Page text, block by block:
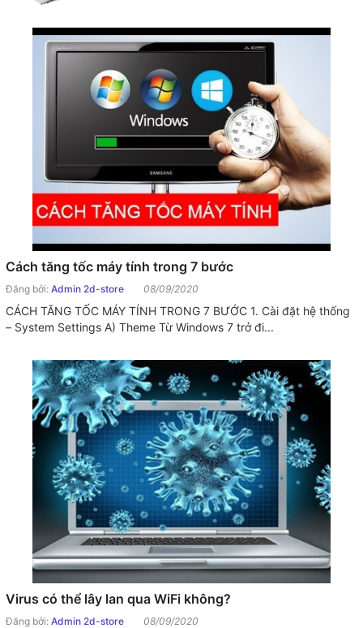
Cách tăng tốc máy tính trong 7 bước
Đăng bởi: Admin 2d-store 08/09/2020
CÁCH TĂNG TỐC MÁY TÍNH TRONG 7 BƯỚC 1. Cài đặt hệ thống
– System Settings A) Theme Từ Windows 7 trở đi...
Virus có thể lây lan qua WiFi không?
Đăng bởi: Admin 2d-store 08/09/2020